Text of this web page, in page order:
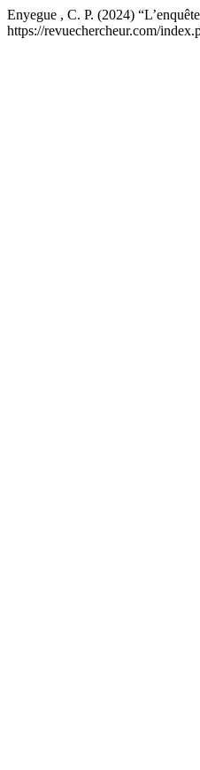
Enyegue , C. P. (2024)
https://revuechercheur.com/